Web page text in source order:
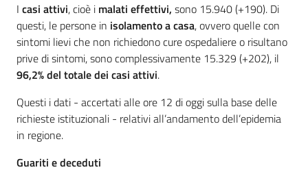
I casi attivi, cioè i malati effettivi, sono 15.940 (+190). Di
questi, le persone in isolamento a casa, ovvero quelle con
sintomi lievi che non richiedono cure ospedaliere o risultano
prive di sintomi, sono complessivamente 15.329 (+202), il
96,2% del totale dei casi attivi.
Questi i dati - accertati alle ore 12 di oggi sulla base delle
richieste istituzionali - relativi all’andamento dell’epidemia
in regione.
Guariti e deceduti